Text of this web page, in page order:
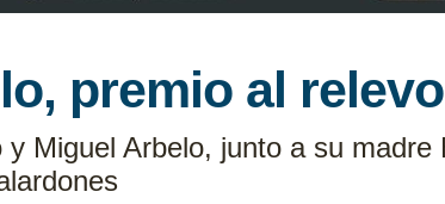
premio al
Miguel Arbelo, junto a su madre